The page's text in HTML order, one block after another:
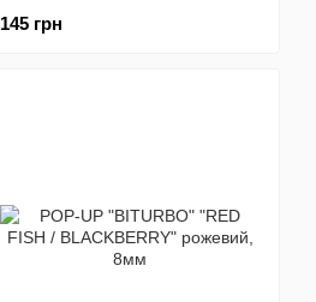
2300500009540)
145 грн